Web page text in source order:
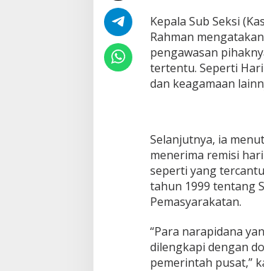
Kepala Sub Seksi
Rahman
pengawasan
tertentu. Seperti
dan keagamaan
Selanjutnya, ia
menerima remisi
seperti yang
tahun 1999 tentang
Pemasyarakatan.
“Para narapidana
dilengkapi dengan
pemerintah pusat,”